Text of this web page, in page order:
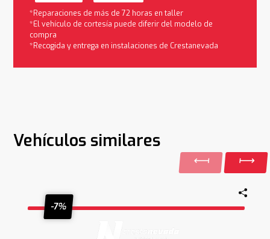
*Reparaciones de más de 72 horas en taller
*El vehículo de cortesía puede diferir del modelo de
compra
*Recogida y entrega en instalaciones de Crestanevada
Vehículos similares
-7%